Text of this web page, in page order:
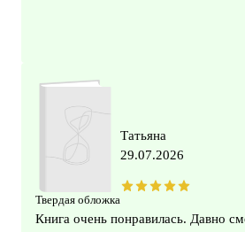
Твердая обложка
Татьяна
29.07.2026
Книга очень понравилась. Давно